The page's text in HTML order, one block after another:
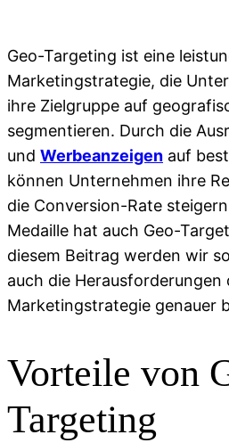
Geo-Targeting ist eine
Marketingstrategie, die
ihre Zielgruppe auf
segmentieren. Durch die
und Werbeanzeigen auf
können Unternehmen ihre
die Conversion-Rate
Medaille hat auch Geo-
diesem Beitrag werden wir
auch die Herausforderungen
Marketingstrategie genauer
Vorteile von
Targeting